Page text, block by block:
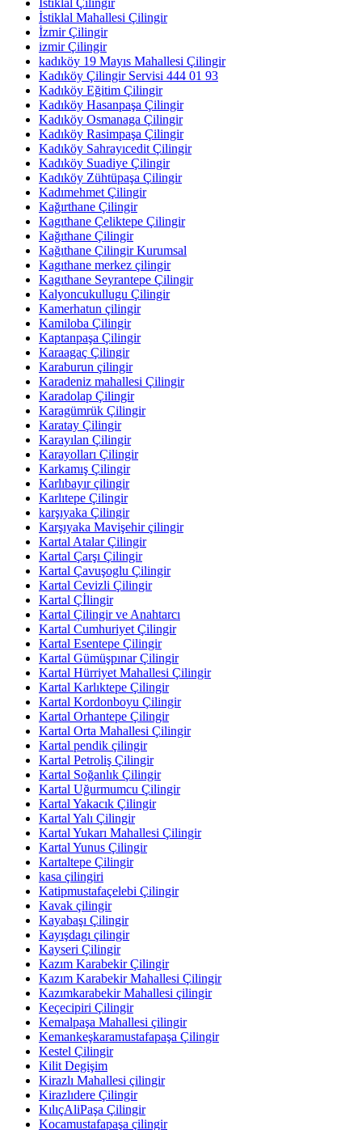
İstiklal Çilingir
İstiklal Mahallesi Çilingir
İzmir Çilingir
izmir Çilingir
kadıköy 19 Mayıs Mahallesi Çilingir
Kadıköy Çilingir Servisi 444 01 93
Kadıköy Eğitim Çilingir
Kadıköy Hasanpaşa Çilingir
Kadıköy Osmanaga Çilingir
Kadıköy Rasimpaşa Çilingir
Kadıköy Sahrayıcedit Çilingir
Kadıköy Suadiye Çilingir
Kadıköy Zühtüpaşa Çilingir
Kadımehmet Çilingir
Kağırthane Çilingir
Kagıthane Çeliktepe Çilingir
Kağıthane Çilingir
Kağıthane Çilingir Kurumsal
Kagıthane merkez çilingir
Kagıthane Seyrantepe Çilingir
Kalyoncukullugu Çilingir
Kamerhatun çilingir
Kamiloba Çilingir
Kaptanpaşa Çilingir
Karaagaç Çilingir
Karaburun çilingir
Karadeniz mahallesi Çilingir
Karadolap Çilingir
Karagümrük Çilingir
Karatay Çilingir
Karayılan Çilingir
Karayolları Çilingir
Karkamış Çilingir
Karlıbayır çilingir
Karlıtepe Çilingir
karşıyaka Çilingir
Karşıyaka Mavişehir çilingir
Kartal Atalar Çilingir
Kartal Çarşı Çilingir
Kartal Çavuşoglu Çilingir
Kartal Cevizli Çilingir
Kartal Çİlingir
Kartal Çilingir ve Anahtarcı
Kartal Cumhuriyet Çilingir
Kartal Esentepe Çilingir
Kartal Gümüşpınar Çilingir
Kartal Hürriyet Mahallesi Çilingir
Kartal Karlıktepe Çilingir
Kartal Kordonboyu Çilingir
Kartal Orhantepe Çilingir
Kartal Orta Mahallesi Çilingir
Kartal pendik çilingir
Kartal Petroliş Çilingir
Kartal Soğanlık Çilingir
Kartal Uğurmumcu Çilingir
Kartal Yakacık Çilingir
Kartal Yalı Çilingir
Kartal Yukarı Mahallesi Çilingir
Kartal Yunus Çilingir
Kartaltepe Çilingir
kasa çilingiri
Katipmustafaçelebi Çilingir
Kavak çilingir
Kayabaşı Çilingir
Kayışdagı çilingir
Kayseri Çilingir
Kazım Karabekir Çilingir
Kazım Karabekir Mahallesi Çilingir
Kazımkarabekir Mahallesi çilingir
Keçecipiri Çilingir
Kemalpaşa Mahallesi çilingir
Kemankeşkaramustafapaşa Çilingir
Kestel Çilingir
Kilit Degişim
Kirazlı Mahallesi çilingir
Kirazlıdere Çilingir
KılıçAliPaşa Çilingir
Kocamustafapaşa çilingir